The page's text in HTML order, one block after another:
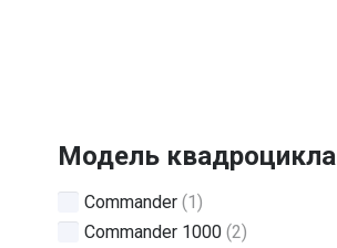
Модель квадроцикла
Commander (1)
Commander 1000 (2)